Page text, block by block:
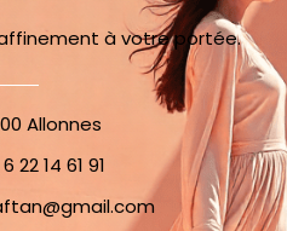
à votre portée.
Allonnes
22 14 61 91